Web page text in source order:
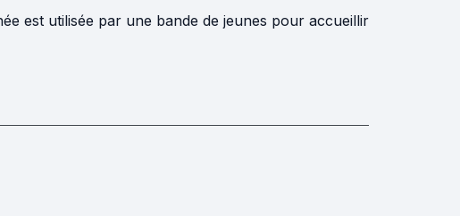
est utilisée par une bande de jeunes pour accueillir